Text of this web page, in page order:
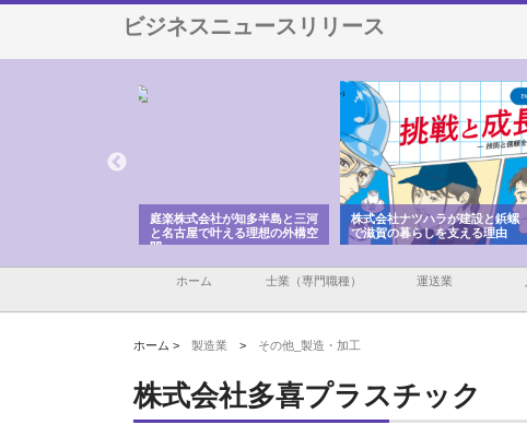
ビジネスニュースリリース
庭楽株式会社が知多半島と三河
と名古屋で叶える理想の外構空
間
株式会社ナツハラが建設と鋲螺
で滋賀の暮らしを支える理由
ホーム 士業（専門職種） 運送業
ホーム > 製造業 > その他_製造・加工
株式会社多喜プラスチック